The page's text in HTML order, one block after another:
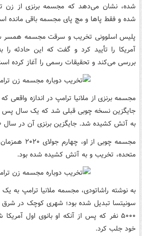
شده، نشان می‌دهد که مجسمه برنزی از زن
شده و فقط پاها و مچ پای مجسمه باقی مانده
پلیس اسلوونی تخریب و سرقت مجسمه همسر
آمریکا را تأیید کرد و گفت که این حادثه
بررسی می‌کند و تحقیقات رسمی را آغاز کرده
مجسمه برنزی از ملانیا ترامپ در اندازه واقعی
به آتش کشیده شد. جایگزین برنزی آن در سال ۲۰۲۰ رونمایی شده بود.
مجسمه چوبی از
متحده، تخریب و به آتش کشیده شده بود.
به نوشته راشاتودی، مجسمه ملانیا ترامپ به
سونیتسا تبدیل شده بود؛ شهری کوچک در شرق
۵۰۰۰ نفر که پس از آنکه او بانوی اول
خود جلب کرد.